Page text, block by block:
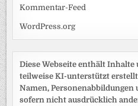
Kommentar-Feed
WordPress.org
Diese Webseite enthält Inhalte
teilweise KI-unterstützt
Namen, Personenabbildungen
sofern nicht ausdrücklich